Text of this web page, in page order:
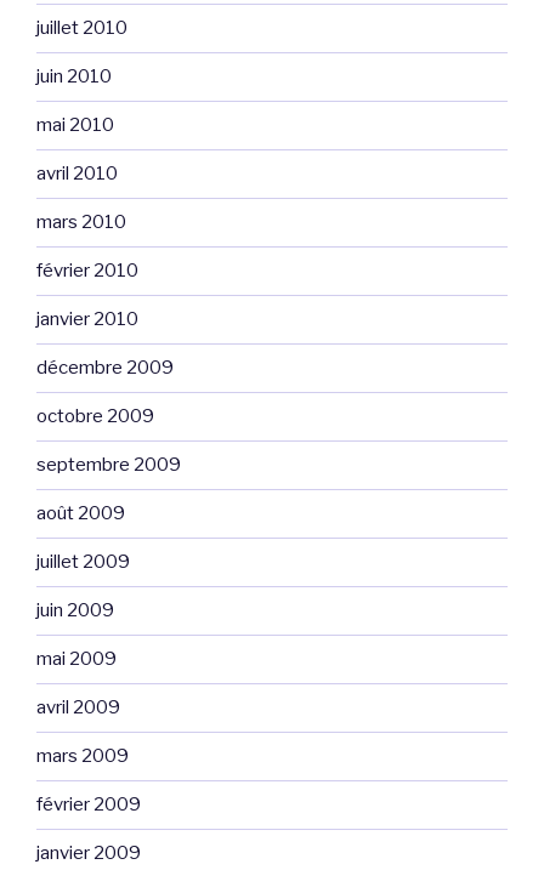
juillet 2010
juin 2010
mai 2010
avril 2010
mars 2010
février 2010
janvier 2010
décembre 2009
octobre 2009
septembre 2009
août 2009
juillet 2009
juin 2009
mai 2009
avril 2009
mars 2009
février 2009
janvier 2009